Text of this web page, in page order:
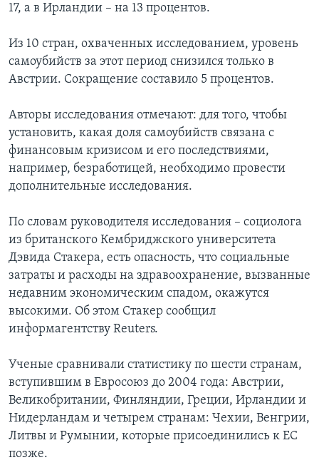
17, а в Ирландии – на 13 процентов.
Из 10 стран, охваченных исследованием, уровень
самоубийств за этот период снизился только в
Австрии. Сокращение составило 5 процентов.
Авторы исследования отмечают: для того, чтобы
установить, какая доля самоубийств связана с
финансовым кризисом и его последствиями,
например, безработицей, необходимо провести
дополнительные исследования.
По словам руководителя исследования – социолога
из британского Кембриджского университета
Дэвида Стакера, есть опасность, что социальные
затраты и расходы на здравоохранение, вызванные
недавним экономическим спадом, окажутся
высокими. Об этом Стакер сообщил
информагентству Reuters.
Ученые сравнивали статистику по шести странам,
вступившим в Евросоюз до 2004 года: Австрии,
Великобритании, Финляндии, Греции, Ирландии и
Нидерландам и четырем странам: Чехии, Венгрии,
Литвы и Румынии, которые присоединились к ЕС
позже.